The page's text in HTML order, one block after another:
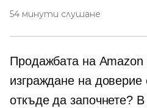
54 минути слушане
Продажбата на Amazon
изграждане на
откъде да започнете?